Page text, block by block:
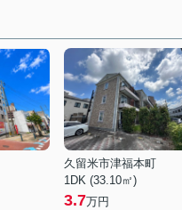
久留米市津福本町
1DK (33.10㎡)
3.7万円